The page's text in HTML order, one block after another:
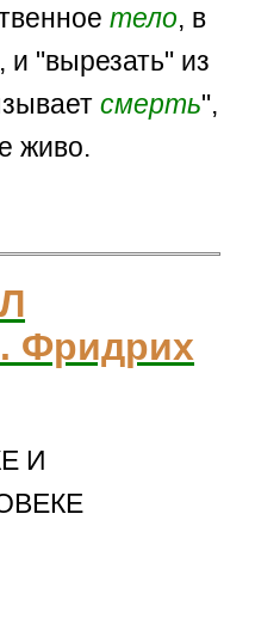
тело, в
и "вырезать" из
смерть",
живо.
Фридрих
И